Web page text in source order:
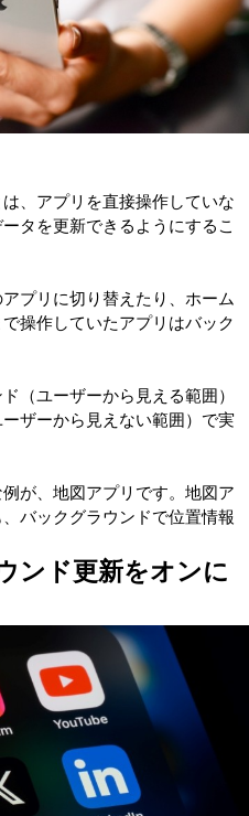
、アプリを直接操作していな
タを更新できるようにするこ
プリに切り替えたり、ホーム
操作していたアプリはバック
（ユーザーから見える範囲）
ザーから見えない範囲）で実
が、地図アプリです。地図ア
バックグラウンドで位置情報
ンド更新をオンに